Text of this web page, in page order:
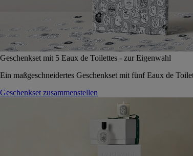
Geschenkset mit 5 Eaux de Toilettes - zur Eigenwahl
Ein maßgeschneidertes Geschenkset mit fünf Eaux de
Geschenkset zusammenstellen